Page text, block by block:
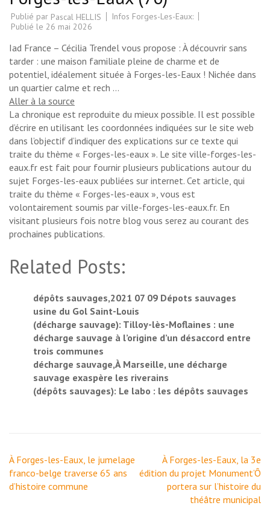
Publié par Pascal HELLIS
Infos Forges-Les-Eaux:
Publié le 26 mai 2026
Iad France – Cécilia Trendel vous propose : À découvrir sans
tarder : une maison familiale pleine de charme et de
potentiel, idéalement située à Forges-les-Eaux ! Nichée dans
un quartier calme et rech …
Aller à la source
La chronique est reproduite du mieux possible. Il est possible
d’écrire en utilisant les coordonnées indiquées sur le site web
dans l’objectif d’indiquer des explications sur ce texte qui
traite du thème « Forges-les-eaux ». Le site ville-forges-les-
eaux.fr est fait pour fournir plusieurs publications autour du
sujet Forges-les-eaux publiées sur internet. Cet article, qui
traite du thème « Forges-les-eaux », vous est
volontairement soumis par ville-forges-les-eaux.fr. En
visitant plusieurs fois notre blog vous serez au courant des
prochaines publications.
Related Posts:
dépôts sauvages,2021 07 09 Dépots sauvages
usine du Gol Saint-Louis
(décharge sauvage): Tilloy-lès-Moflaines : une
décharge sauvage à l’origine d’un désaccord entre
trois communes
décharge sauvage,À Marseille, une décharge
sauvage exaspère les riverains
(dépôts sauvages): Le labo : les dépôts sauvages
Navigation
de
l’article
À Forges-les-Eaux, le jumelage
franco-belge traverse 65 ans
d’histoire commune
À Forges-les-Eaux, la 3e
édition du projet Monument’Ô
portera sur l’histoire du
théâtre municipal